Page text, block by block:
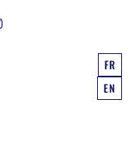
FR
EN